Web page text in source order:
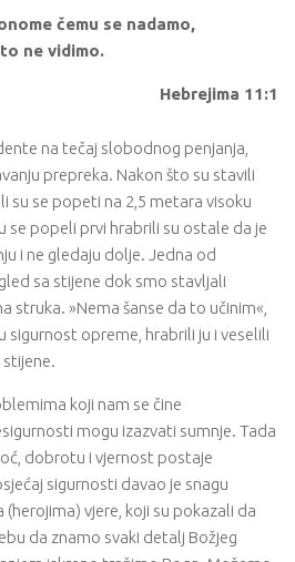
čemu se nadamo,
ne vidimo.
Hebrejima 11:1
na tečaj slobodnog penjanja,
prepreka. Nakon što su stavili
su se popeti na 2,5 metara visoku
se popeli prvi hrabrili su ostale da je
i ne gledaju dolje. Jedna od
sa stijene dok smo stavljali
struka. »Nema šanse da to učinim«,
sigurnost opreme, hrabrili ju i veselili
stijene.
koji nam se čine
mogu izazvati sumnje. Tada
dobrotu i vjernost postaje
sigurnosti davao je snagu
vjere, koji su pokazali da
da znamo svaki detalj Božjeg